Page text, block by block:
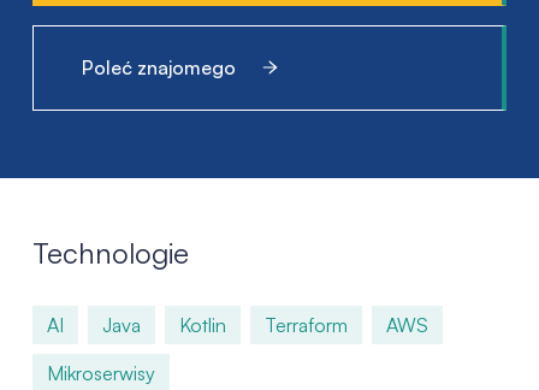
Poleć znajomego
Technologie
AI Java Kotlin Terraform
AWS
Mikroserwisy